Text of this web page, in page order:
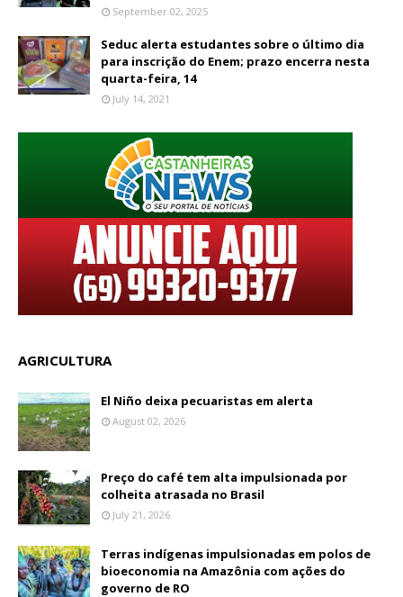
September 02, 2025
Seduc alerta estudantes sobre o último dia
para inscrição do Enem; prazo encerra nesta
quarta-feira, 14
July 14, 2021
AGRICULTURA
El Niño deixa pecuaristas em alerta
August 02, 2026
Preço do café tem alta impulsionada por
colheita atrasada no Brasil
July 21, 2026
Terras indígenas impulsionadas em polos de
bioeconomia na Amazônia com ações do
governo de RO